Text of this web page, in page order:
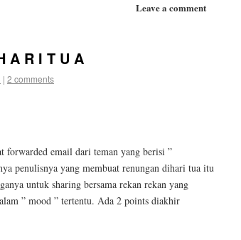
Leave a comment
A R I T U A
| 2 comments
forwarded email dari teman yang berisi ”
penulisnya yang membuat renungan dihari tua itu
untuk sharing bersama rekan rekan yang
” mood ” tertentu. Ada 2 points diakhir